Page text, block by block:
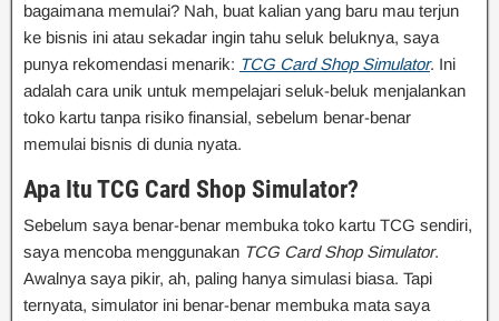
bagaimana memulai? Nah, buat kalian yang baru mau terjun
ke bisnis ini atau sekadar ingin tahu seluk beluknya, saya
punya rekomendasi menarik: TCG Card Shop Simulator. Ini
adalah cara unik untuk mempelajari seluk-beluk menjalankan
toko kartu tanpa risiko finansial, sebelum benar-benar
memulai bisnis di dunia nyata.
Apa Itu TCG Card Shop Simulator?
Sebelum saya benar-benar membuka toko kartu TCG sendiri,
saya mencoba menggunakan TCG Card Shop Simulator.
Awalnya saya pikir, ah, paling hanya simulasi biasa. Tapi
ternyata, simulator ini benar-benar membuka mata saya